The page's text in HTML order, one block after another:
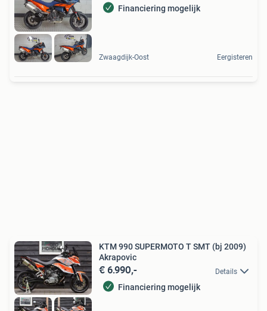
Financiering mogelijk
Zwaagdijk-Oost Eergisteren
KTM 990 SUPERMOTO T SMT (bj 2009)
Akrapovic
€ 6.990,- Details
Financiering mogelijk